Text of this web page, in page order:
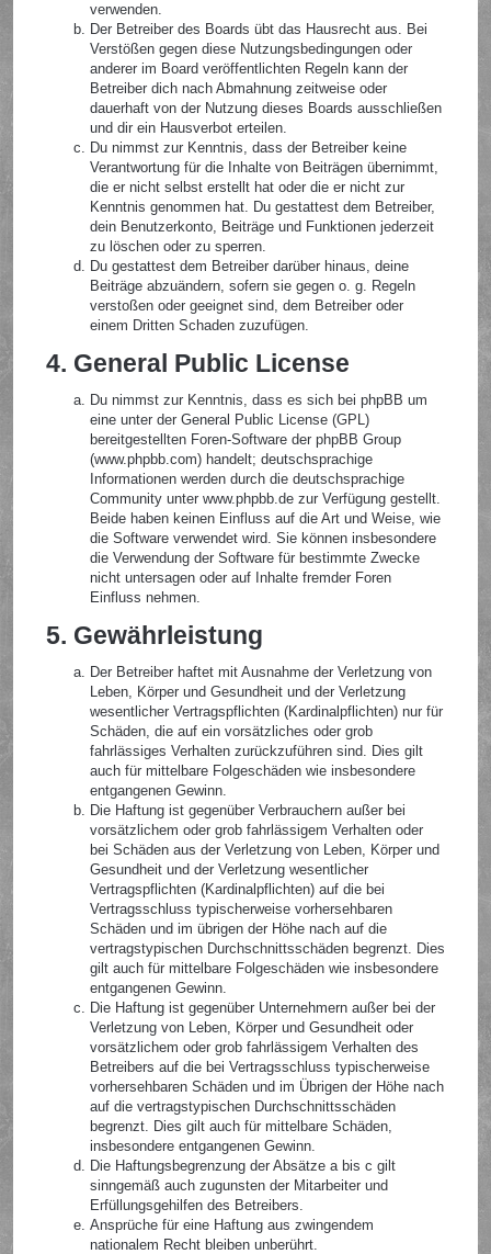
verwenden.
Der Betreiber des Boards übt das Hausrecht aus. Bei
Verstößen gegen diese Nutzungsbedingungen oder
anderer im Board veröffentlichten Regeln kann der
Betreiber dich nach Abmahnung zeitweise oder
dauerhaft von der Nutzung dieses Boards ausschließen
und dir ein Hausverbot erteilen.
Du nimmst zur Kenntnis, dass der Betreiber keine
Verantwortung für die Inhalte von Beiträgen übernimmt,
die er nicht selbst erstellt hat oder die er nicht zur
Kenntnis genommen hat. Du gestattest dem Betreiber,
dein Benutzerkonto, Beiträge und Funktionen jederzeit
zu löschen oder zu sperren.
Du gestattest dem Betreiber darüber hinaus, deine
Beiträge abzuändern, sofern sie gegen o. g. Regeln
verstoßen oder geeignet sind, dem Betreiber oder
einem Dritten Schaden zuzufügen.
4. General Public License
Du nimmst zur Kenntnis, dass es sich bei phpBB um
eine unter der General Public License (GPL)
bereitgestellten Foren-Software der phpBB Group
(www.phpbb.com) handelt; deutschsprachige
Informationen werden durch die deutschsprachige
Community unter www.phpbb.de zur Verfügung gestellt.
Beide haben keinen Einfluss auf die Art und Weise, wie
die Software verwendet wird. Sie können insbesondere
die Verwendung der Software für bestimmte Zwecke
nicht untersagen oder auf Inhalte fremder Foren
Einfluss nehmen.
5. Gewährleistung
Der Betreiber haftet mit Ausnahme der Verletzung von
Leben, Körper und Gesundheit und der Verletzung
wesentlicher Vertragspflichten (Kardinalpflichten) nur für
Schäden, die auf ein vorsätzliches oder grob
fahrlässiges Verhalten zurückzuführen sind. Dies gilt
auch für mittelbare Folgeschäden wie insbesondere
entgangenen Gewinn.
Die Haftung ist gegenüber Verbrauchern außer bei
vorsätzlichem oder grob fahrlässigem Verhalten oder
bei Schäden aus der Verletzung von Leben, Körper und
Gesundheit und der Verletzung wesentlicher
Vertragspflichten (Kardinalpflichten) auf die bei
Vertragsschluss typischerweise vorhersehbaren
Schäden und im übrigen der Höhe nach auf die
vertragstypischen Durchschnittsschäden begrenzt. Dies
gilt auch für mittelbare Folgeschäden wie insbesondere
entgangenen Gewinn.
Die Haftung ist gegenüber Unternehmern außer bei der
Verletzung von Leben, Körper und Gesundheit oder
vorsätzlichem oder grob fahrlässigem Verhalten des
Betreibers auf die bei Vertragsschluss typischerweise
vorhersehbaren Schäden und im Übrigen der Höhe nach
auf die vertragstypischen Durchschnittsschäden
begrenzt. Dies gilt auch für mittelbare Schäden,
insbesondere entgangenen Gewinn.
Die Haftungsbegrenzung der Absätze a bis c gilt
sinngemäß auch zugunsten der Mitarbeiter und
Erfüllungsgehilfen des Betreibers.
Ansprüche für eine Haftung aus zwingendem
nationalem Recht bleiben unberührt.